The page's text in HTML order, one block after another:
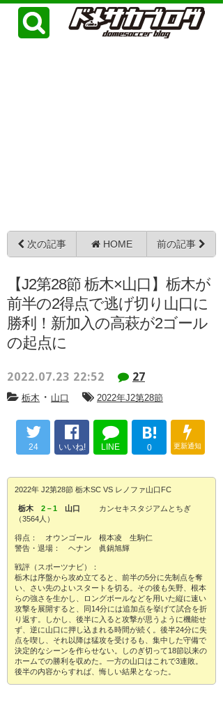
次の記事 HOME 前の記事
【J2第28節 栃木×山口】栃木が
前半の2得点で逃げ切り山口に
勝利！新加入の高萩が2ゴール
の起点に
2022.07.23 22:52 27
栃木 ・ 山口 2022年J2第28節
24 いいね! LINE
B!
0 更新通知
2022年 J2第28節 栃木SC VS レノファ山口FC
栃木 2－1 山口
カンセキスタジアムとちぎ
（3564人）
得点： オウンゴール 根本凌 生駒仁
警告・退場： ヘナン 眞鍋旭輝
戦評（スポーツナビ）：
栃木は序盤から攻め立てると、前半の5分に先制点を奪
い、さい先のよいスタートを切る。その後も矢野、根本
らの強さを生かし、ロングボールなどを用いた縦に速い
攻撃を展開すると、同14分には追加点を挙げて試合を折
り返す。しかし、後半に入ると攻撃が思うように機能せ
ず、逆に山口に押し込まれる時間が続く。後半24分に失
点を喫し、それ以降は猛攻を受けるも、集中した守備で
決定的なシーンを作らせない。しのぎ切って18節以来の
ホームでの勝利を収めた。一方の山口はこれで3連敗。
後半の内容からすれば、悔しい結果となった。